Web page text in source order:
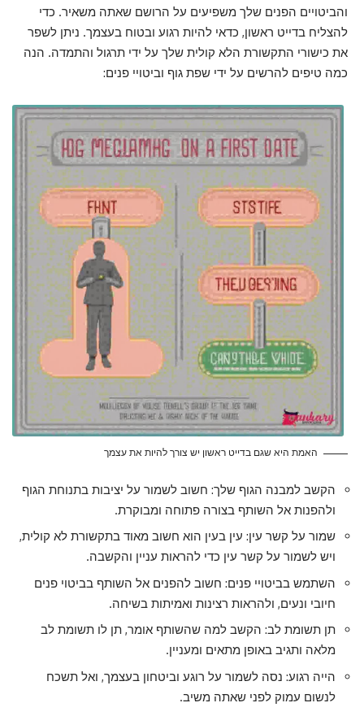
והביטויים הפנים שלך משפיעים על הרושם שאתה משאיר. כדי
להצליח בדייט ראשון, כדאי להיות רגוע ובטוח בעצמך. ניתן לשפר
את כישורי התקשורת הלא קולית שלך על ידי תרגול והתמדה. הנה
כמה טיפים להרשים על ידי שפת גוף וביטויי פנים:
האמת היא שגם בדייט ראשון יש צורך להיות את עצמך
הקשב למבנה הגוף שלך: חשוב לשמור על יציבות בתנוחת הגוף
ולהפנות אל השותף בצורה פתוחה ומבוקרת.
שמור על קשר עין: עין בעין הוא חשוב מאוד בתקשורת לא קולית,
ויש לשמור על קשר עין כדי להראות עניין והקשבה.
השתמש בביטויי פנים: חשוב להפנים אל השותף בביטוי פנים
חיובי ונעים, ולהראות רצינות ואמיתות בשיחה.
תן תשומת לב: הקשב למה שהשותף אומר, תן לו תשומת לב
מלאה ותגיב באופן מתאים ומעניין.
הייה רגוע: נסה לשמור על רוגע וביטחון בעצמך, ואל תשכח
לנשום עמוק לפני שאתה משיב.